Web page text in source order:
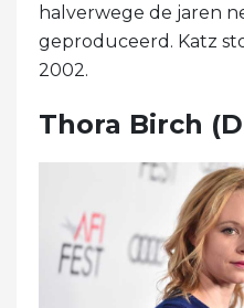
halverwege de jaren
geproduceerd. Katz
2002.
Thora Birch